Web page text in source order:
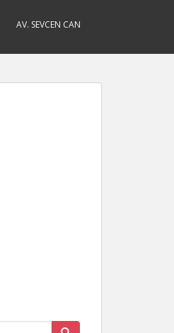
AV. SEVCEN CAN